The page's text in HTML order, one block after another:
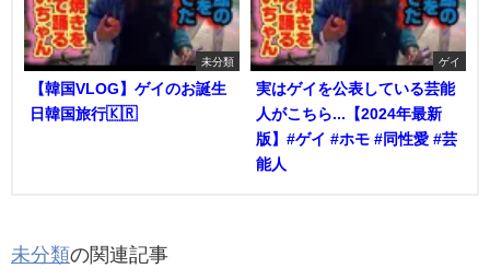
未分類
【韓国VLOG】ゲイのお誕生
日韓国旅行🇰🇷
ゲイ
実はゲイを公表している芸能
人がこちら...【2024年最新
版】#ゲイ #ホモ #同性愛 #芸
能人
未分類の関連記事